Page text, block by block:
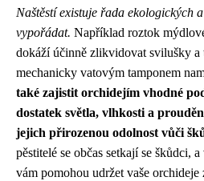
Naštěstí existuje řada ekologických
vypořádat. Například roztok
dokáží účinně zlikvidovat svilušky a
mechanicky vatovým tamponem
také zajistit orchidejím vhodné
dostatek světla, vlhkosti a
jejich přirozenou odolnost vůči
pěstitelé se občas setkají se škůdci,
vám pomohou udržet vaše